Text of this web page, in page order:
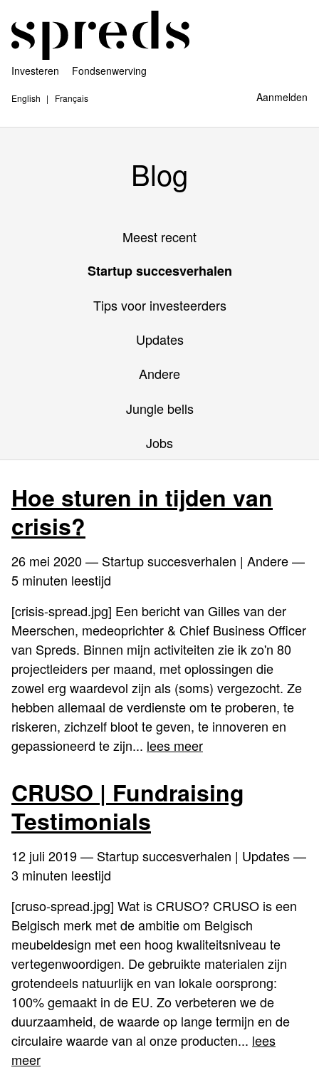
Investeren Fondsenwerving
English Français Aanmelden
Blog
Meest recent
Startup succesverhalen
Tips voor investeerders
Updates
Andere
Jungle bells
Jobs
Hoe sturen in tijden van
crisis?
26 mei 2020— Startup succesverhalen | Andere —
5 minuten leestijd
[crisis-spread.jpg] Een bericht van Gilles van der
Meerschen, medeoprichter & Chief Business Officer
van Spreds. Binnen mijn activiteiten zie ik zo'n 80
projectleiders per maand, met oplossingen die
zowel erg waardevol zijn als (soms) vergezocht. Ze
hebben allemaal de verdienste om te proberen, te
riskeren, zichzelf bloot te geven, te innoveren en
gepassioneerd te zijn... lees meer
CRUSO | Fundraising
Testimonials
12 juli 2019— Startup succesverhalen | Updates —
3 minuten leestijd
[cruso-spread.jpg] Wat is CRUSO? CRUSO is een
Belgisch merk met de ambitie om Belgisch
meubeldesign met een hoog kwaliteitsniveau te
vertegenwoordigen. De gebruikte materialen zijn
grotendeels natuurlijk en van lokale oorsprong:
100% gemaakt in de EU. Zo verbeteren we de
duurzaamheid, de waarde op lange termijn en de
circulaire waarde van al onze producten... lees
meer